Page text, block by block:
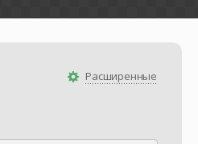
Расширенные